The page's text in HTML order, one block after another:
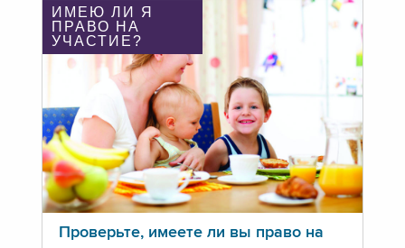
ИМЕЮ ЛИ Я
ПРАВО НА
УЧАСТИЕ?
Проверьте, имеете ли вы право на